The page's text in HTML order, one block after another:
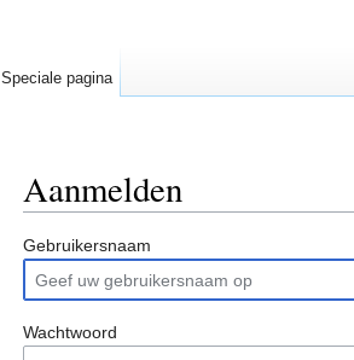
Aanmelden
Gebruikersnaam
Wachtwoord
Speciale pagina